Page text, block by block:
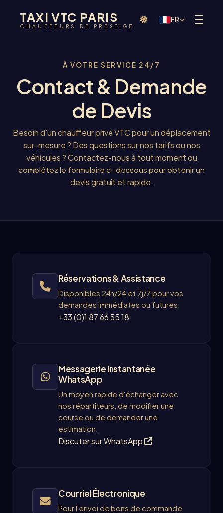
TAXI VTC PARIS
CHAUFFEURS DE PRESTIGE
FR
À VOTRE SERVICE 24/7
Contact & Demande
de Devis
Besoin d'un chauffeur privé VTC pour un déplacement
sur-mesure ? Des questions sur nos tarifs ou nos
véhicules ? Contactez-nous à tout moment ou
complétez le formulaire ci-dessous pour obtenir un
devis gratuit et rapide.
Réservations & Assistance
Disponibles 24h/24 et 7j/7 pour vos
demandes immédiates ou futures.
+33 (0)1 87 66 55 18
Messagerie Instantanée
WhatsApp
Un moyen rapide d'échanger avec
nos répartiteurs, de modifier une
course ou de demander une
estimation.
Discuter sur WhatsApp
Courriel Électronique
Pour l'envoi de bons de commande